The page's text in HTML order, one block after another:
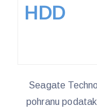
HDD
Seagate
pohranu